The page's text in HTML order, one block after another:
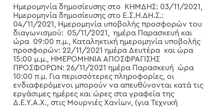
Ημερομηνία δημοσίευσης στο ΚΗΜΔΗΣ: 03/11/2021,
Ημερομηνία δημοσίευσης στο Ε.Σ.Η.ΔΗ.Σ.:
04/11/2021, Ημερομηνία υποβολής προσφορών του
διαγωνισμού: 05/11/2021, ημέρα Παρασκευή και
ώρα 09:00 π.μ., Καταληκτική ημερομηνία υποβολής
προσφορών: 22/11/2021 ημέρα Δευτέρα και ώρα
15:00 μ.μ., ΗΜΕΡΟΜΗΝΙΑ ΑΠΟΣΦΡΑΓΙΣΗΣ
ΠΡΟΣΦΟΡΩΝ: 26/11/2021 ημέρα Παρασκευή ώρα
10:00 π.μ. Για περισσότερες πληροφορίες, οι
ενδιαφερόμενοι μπορούν να απευθύνονται κατά τις
εργάσιμες ημέρες και ώρες στα γραφεία της
Δ.Ε.Υ.Α.Χ., στις Μουρνιές Χανίων, (για Τεχνική